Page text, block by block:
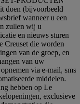
doen (bijvoorbeeld
wanneer u een
zullen wij u
en nieuws sturen
Creuset die worden
van de groep, en
van uw
via e-mail, sms
middelen.
hebben op Le
exclusieve